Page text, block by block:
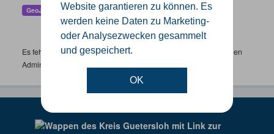
Website garantieren zu können. Es
werden keine Daten zu Marketing-
oder Analysezwecken gesammelt
und gespeichert.
OK
GeoJSON SHP
Es fehlen spezifische Datensätze? Wenden Sie sich bitte an einen
Administrator unter: